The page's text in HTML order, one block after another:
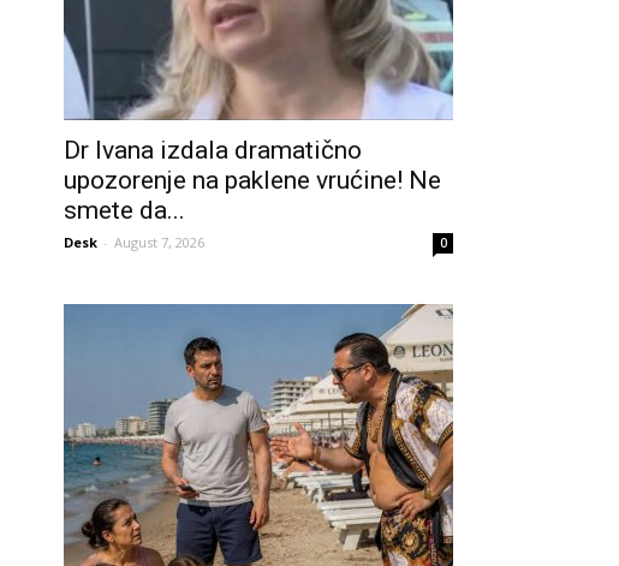
Dr Ivana izdala dramatično
upozorenje na paklene vrućine! Ne
smete da...
Desk - August 7, 2026 0